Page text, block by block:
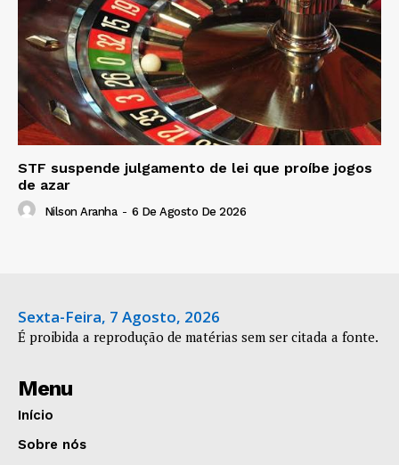
STF suspende julgamento de lei que proíbe jogos
de azar
Nilson Aranha - 6 De Agosto De 2026
Sexta-Feira, 7 Agosto, 2026
É proibida a reprodução de matérias sem ser citada a fonte.
Menu
Início
Sobre nós